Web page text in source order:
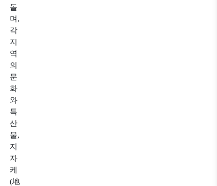
돌
며,
각
지
역
의
문
화
와
특
산
물,
지
자
케
(地